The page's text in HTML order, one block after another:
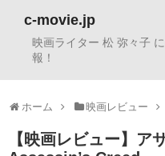
c-movie.jp
映画ライター 松 弥々子
報！
ホーム 映画レビュー
【映画レビュー】ア